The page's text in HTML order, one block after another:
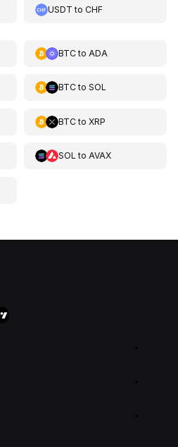
USDT toCHF
BTCto ADA
BTCto SOL
BTCto XRP
SOL to AVAX